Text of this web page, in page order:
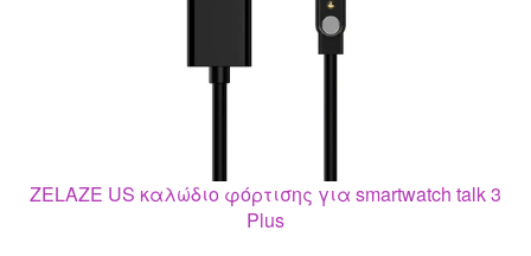
ZELAZE US καλώδιο φόρτισης για smartwatch talk 3
Plus